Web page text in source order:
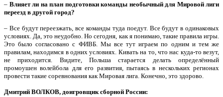
– Влияет ли на план подготовки команды необычный для Мировой лиги
переезд в другой город?
– Все будут переезжать, все команды туда поедут. Все будут в одинаковых
условиях. Да, это неудобно. Но сегодня, как я понимаю, такие правила игры.
Это было согласовано с ФИВБ. Мы все тут играем по одним и тем же
правилам, находимся в одних условиях. Кивать на то, что нас куда-то везут,
не приходится. Видите, Польша старается делать определённый
промоушен волейбола для его развития, пытаясь в нескольких регионах
провести такие соревнования как Мировая лига. Конечно, это здорово.
Дмитрий ВОЛКОВ, доигровщик сборной России: